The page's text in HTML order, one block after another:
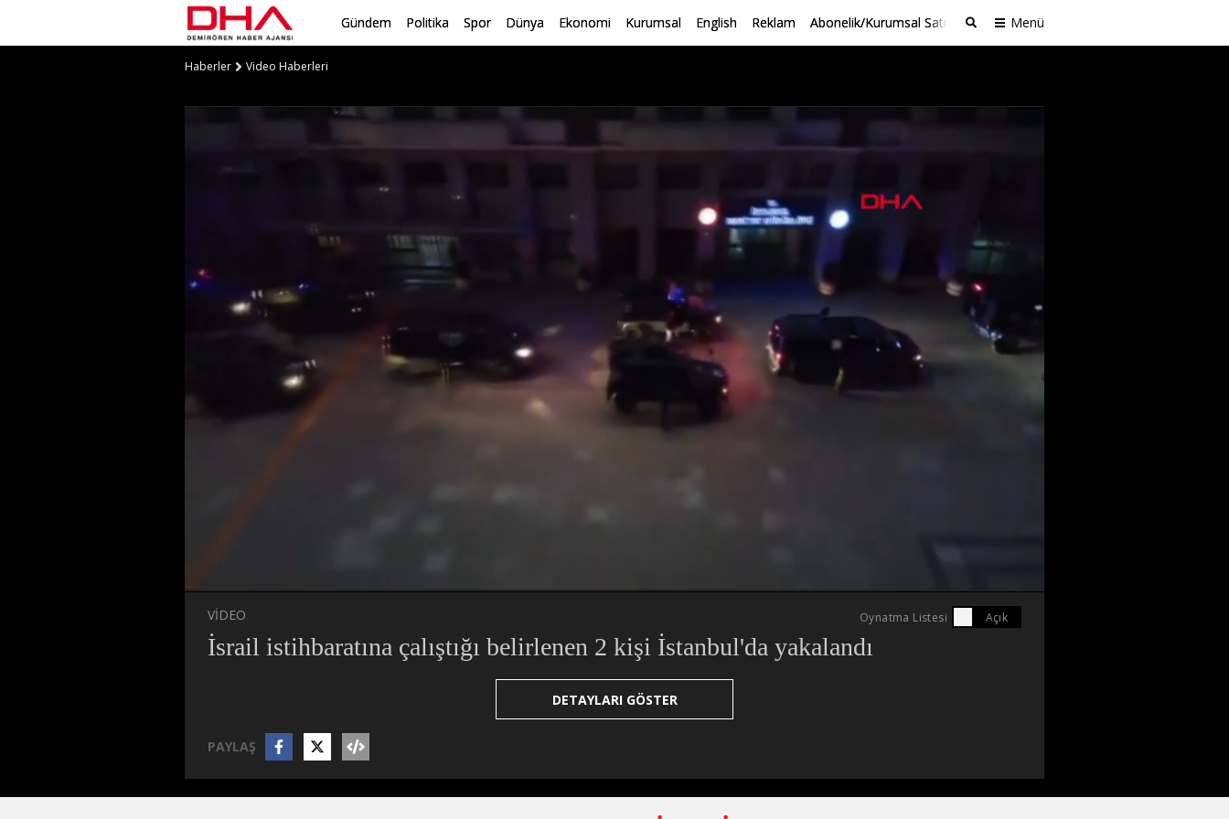
Gündem Politika Spor Dünya Ekonomi Kurumsal English Reklam Abonelik/Kurumsal Satış Menü
Haberler Video Haberleri
0%
0%
Oynatma Listesi
VİDEO
İsrail istihbaratına çalıştığı belirlenen 2 kişi İstanbul'da yakalandı
DETAYLARI GÖSTER
PAYLAŞ